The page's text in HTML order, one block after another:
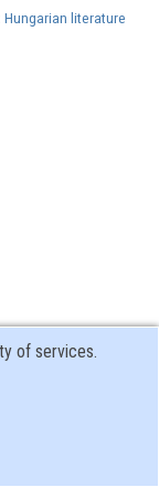
Hungarian literature
of services.